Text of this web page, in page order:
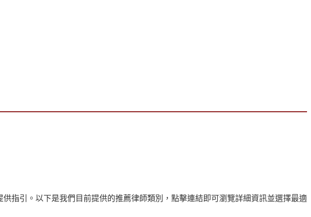
指引。以下是我們目前提供的推薦律師類別，點擊連結即可瀏覽詳細資訊並選擇最適